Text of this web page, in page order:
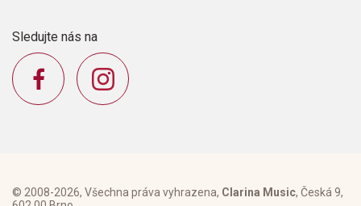
Sledujte nás na
© 2008-2026, Všechna práva vyhrazena, Clarina Music, Česká 9,